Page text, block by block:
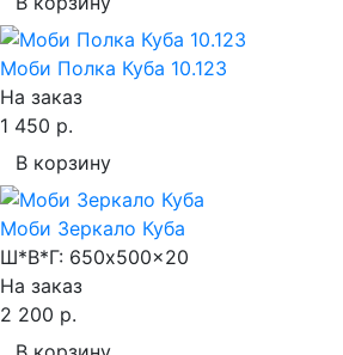
Моби Полка Куба 10.123
На заказ
1 450 р.
В корзину
Моби Зеркало Куба
Ш*В*Г: 650x500x20
На заказ
2 200 р.